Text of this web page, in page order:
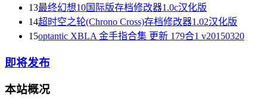
13最终幻想10国际版存档修改器1.0c汉化版
14超时空之轮(Chrono Cross)存档修改器1.02汉化版
15optantic XBLA 金手指合集 更新 179合1 v20150320
即将发布
本站概况